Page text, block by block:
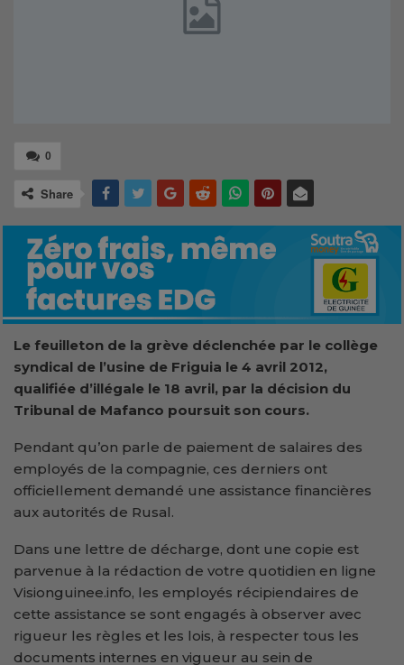
0
Share
Le feuilleton de la grève déclenchée par le collège
syndical de l’usine de Friguia le 4 avril 2012,
qualifiée d’illégale le 18 avril, par la décision du
Tribunal de Mafanco poursuit son cours.
Pendant qu’on parle de paiement de salaires des
employés de la compagnie, ces derniers ont
officiellement demandé une assistance financières
aux autorités de Rusal.
Dans une lettre de décharge, dont une copie est
parvenue à la rédaction de votre quotidien en ligne
Visionguinee.info, les employés récipiendaires de
cette assistance se sont engagés à observer avec
rigueur les règles et les lois, à respecter tous les
documents internes en vigueur au sein de